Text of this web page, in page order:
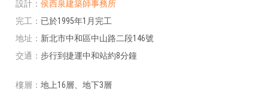
設計
侯西泉建築師事務所
完工
已於1995年1月完工
地址
新北市中和區中山路二段146號
交通
步行到捷運中和站約8分鐘
樓層
地上16層、地下3層